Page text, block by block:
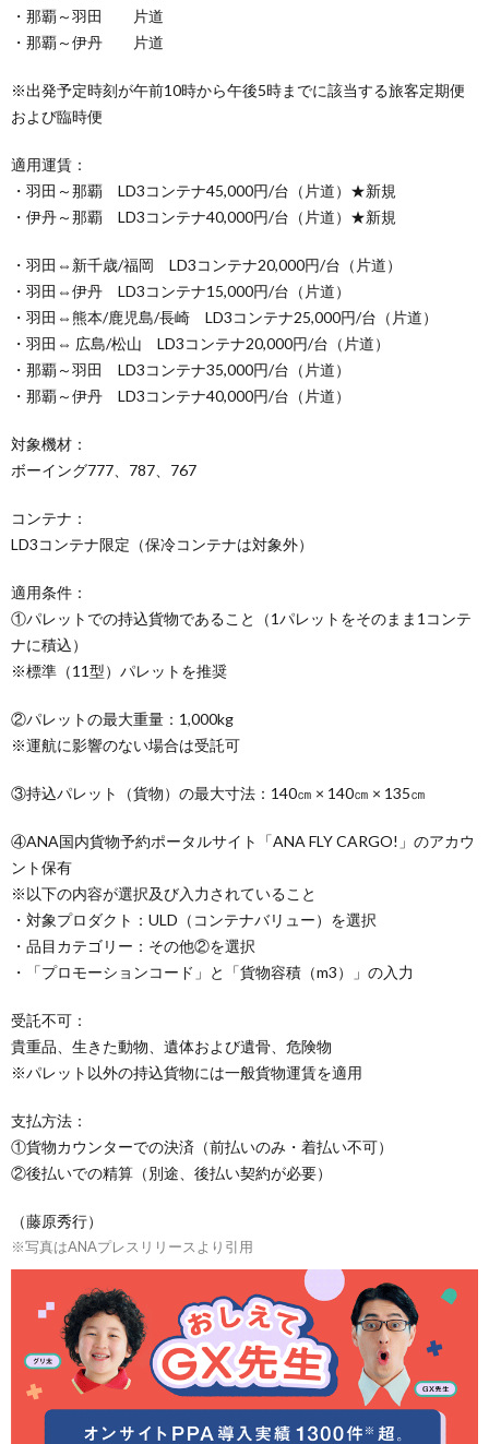
・那覇～羽田 片道
・那覇～伊丹 片道
※出発予定時刻が午前10時から午後5時までに該当する旅客定期便
および臨時便
適用運賃：
・羽田～那覇 LD3コンテナ45,000円/台（片道）★新規
・伊丹～那覇 LD3コンテナ40,000円/台（片道）★新規
・羽田⇔新千歳/福岡 LD3コンテナ20,000円/台（片道）
・羽田⇔伊丹 LD3コンテナ15,000円/台（片道）
・羽田⇔熊本/鹿児島/長崎 LD3コンテナ25,000円/台（片道）
・羽田⇔ 広島/松山 LD3コンテナ20,000円/台（片道）
・那覇～羽田 LD3コンテナ35,000円/台（片道）
・那覇～伊丹 LD3コンテナ40,000円/台（片道）
対象機材：
ボーイング777、787、767
コンテナ：
LD3コンテナ限定（保冷コンテナは対象外）
適用条件：
①パレットでの持込貨物であること（1パレットをそのまま1コンテ
ナに積込）
※標準（11型）パレットを推奨
②パレットの最大重量：1,000kg
※運航に影響のない場合は受託可
③持込パレット（貨物）の最大寸法：140㎝ × 140㎝ × 135㎝
④ANA国内貨物予約ポータルサイト「ANA FLY CARGO!」のアカウ
ント保有
※以下の内容が選択及び入力されていること
・対象プロダクト：ULD（コンテナバリュー）を選択
・品目カテゴリー：その他②を選択
・「プロモーションコード」と「貨物容積（m3）」の入力
受託不可：
貴重品、生きた動物、遺体および遺骨、危険物
※パレット以外の持込貨物には一般貨物運賃を適用
支払方法：
①貨物カウンターでの決済（前払いのみ・着払い不可）
②後払いでの精算（別途、後払い契約が必要）
（藤原秀行）
※写真はANAプレスリリースより引用